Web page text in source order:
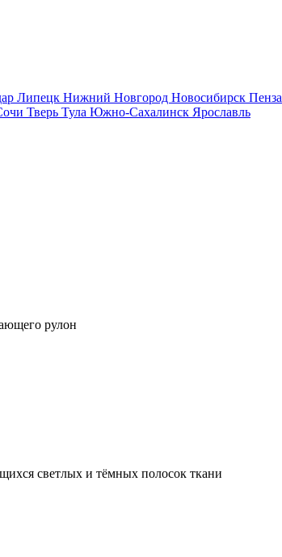
Липецк Нижний Новгород Новосибирск Пенза
Тверь Тула Южно-Сахалинск Ярославль
рулон
светлых и тёмных полосок ткани